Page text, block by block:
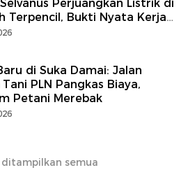
Perjuangkan Listrik di
Terpencil, Bukti Nyata Kerja
di Suka Damai: Jalan
Tani PLN Pangkas Biaya,
Petani Merebak
semua